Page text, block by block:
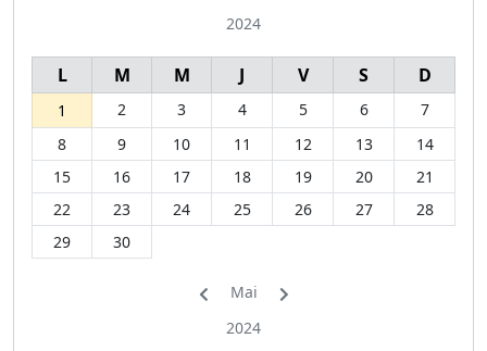
2024
L M M J V S D
1 2 3 4 5 6
7
8
9 10 11 12 13
14
15
16 17 18 19 20
21
22
23 24 25 26 27
28
29
30
Mai
2024